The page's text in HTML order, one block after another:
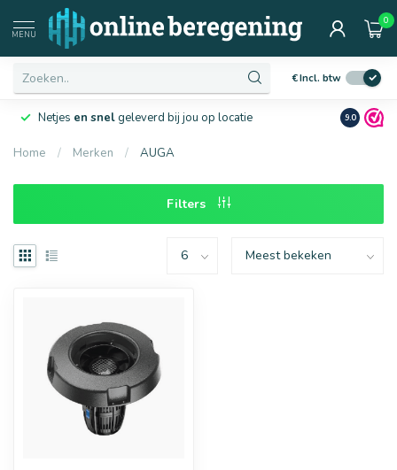
MENU
0
€Incl. btw
Netjes en snelgeleverd bij jou op locatie Ruim10
9.0
Home / Merken / AUGA
Filters
Afmetingen